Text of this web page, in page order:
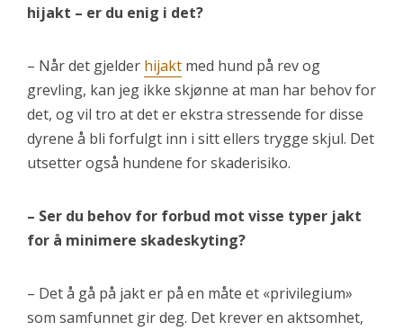
hijakt – er du enig i det?
– Når det gjelder hijakt med hund på rev og
grevling, kan jeg ikke skjønne at man har behov for
det, og vil tro at det er ekstra stressende for disse
dyrene å bli forfulgt inn i sitt ellers trygge skjul. Det
utsetter også hundene for skaderisiko.
– Ser du behov for forbud mot visse typer jakt
for å minimere skadeskyting?
– Det å gå på jakt er på en måte et «privilegium»
som samfunnet gir deg. Det krever en aktsomhet,